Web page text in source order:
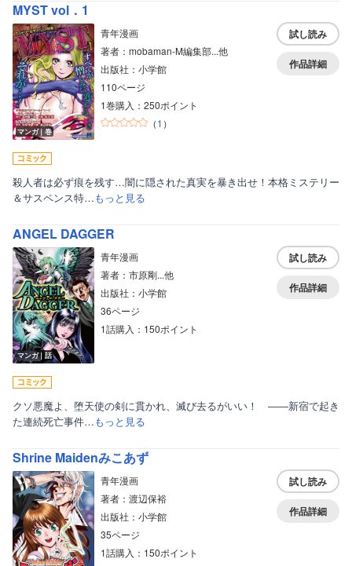
MYST vol．1
マンガ｜巻
青年漫画
著者：mobaman‐M編集部...他
出版社：小学館
110ページ
1巻購入：250ポイント
（1 ）
試し読み
作品詳細
殺人者は必ず痕を残す…闇に隠された真実を暴き出せ！本格ミステリー
＆サスペンス特…もっと見る
ANGEL DAGGER
マンガ｜話
青年漫画
著者：市原剛...他
出版社：小学館
36ページ
1話購入：150ポイント
試し読み
作品詳細
クソ悪魔よ、堕天使の剣に貫かれ、滅び去るがいい！ ――新宿で起き
た連続死亡事件…もっと見る
Shrine Maidenみこあず
青年漫画
著者：渡辺保裕
出版社：小学館
35ページ
1話購入：150ポイント
試し読み
作品詳細